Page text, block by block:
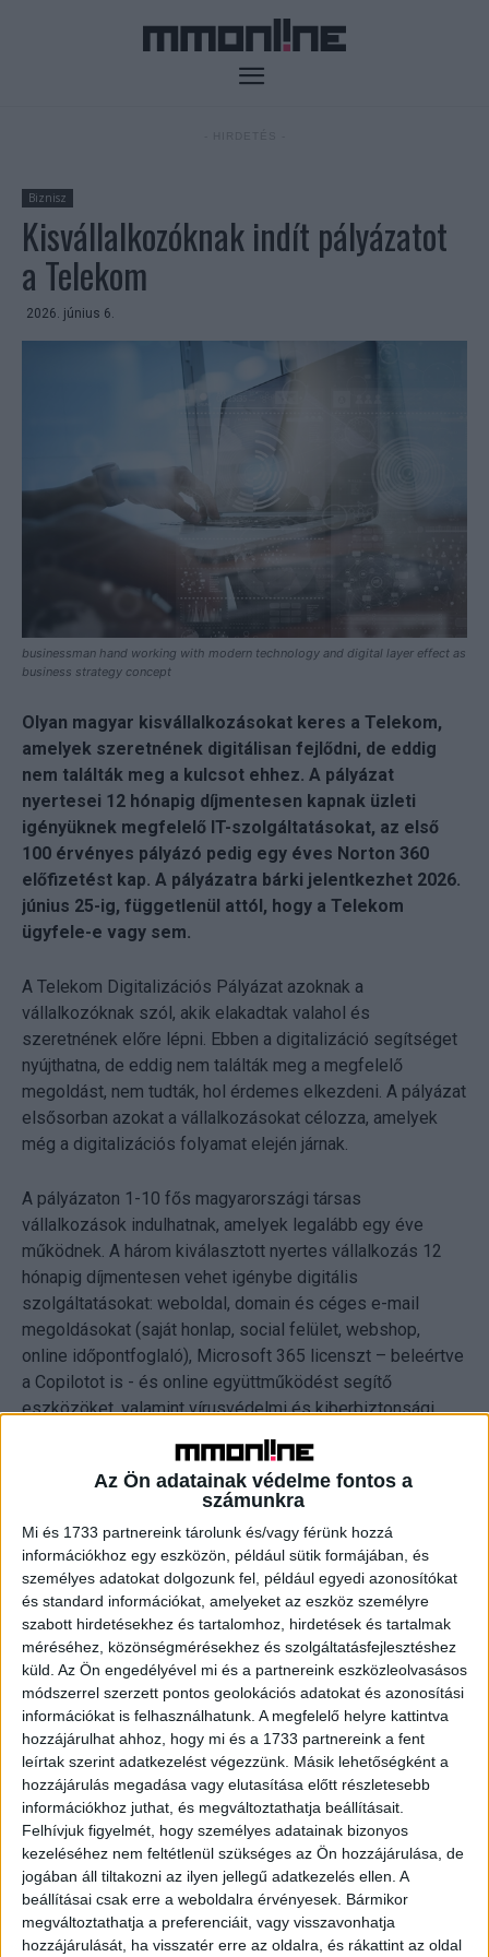
Az Ön adatainak védelme fontos a
számunkra
Mi és 1733 partnereink tárolunk és/vagy férünk hozzá
információkhoz egy eszközön, például sütik formájában, és
személyes adatokat dolgozunk fel, például egyedi azonosítókat
és standard információkat, amelyeket az eszköz személyre
szabott hirdetésekhez és tartalomhoz, hirdetések és tartalmak
méréséhez, közönségmérésekhez és szolgáltatásfejlesztéshez
küld. Az Ön engedélyével mi és a partnereink eszközleolvasásos
módszerrel szerzett pontos geolokációs adatokat és azonosítási
információkat is felhasználhatunk. A megfelelő helyre kattintva
hozzájárulhat ahhoz, hogy mi és a 1733 partnereink a fent
leírtak szerint adatkezelést végezzünk. Másik lehetőségként a
hozzájárulás megadása vagy elutasítása előtt részletesebb
információkhoz juthat, és megváltoztathatja beállításait.
Felhívjuk figyelmét, hogy személyes adatainak bizonyos
kezeléséhez nem feltétlenül szükséges az Ön hozzájárulása, de
jogában áll tiltakozni az ilyen jellegű adatkezelés ellen. A
beállításai csak erre a weboldalra érvényesek. Bármikor
megváltoztathatja a preferenciáit, vagy visszavonhatja
hozzájárulását, ha visszatér erre az oldalra, és rákattint az oldal
Biznisz
Kisvállalkozóknak indít pályázatot
a Telekom
2026. június 6.
businessman hand working with modern technology and digital layer effect as
business strategy concept
Olyan magyar kisvállalkozásokat keres a Telekom,
amelyek szeretnének digitálisan fejlődni, de eddig
nem találták meg a kulcsot ehhez. A pályázat
nyertesei 12 hónapig díjmentesen kapnak üzleti
igényüknek megfelelő IT-szolgáltatásokat, az első
100 érvényes pályázó pedig egy éves Norton 360
előfizetést kap. A pályázatra bárki jelentkezhet 2026.
június 25-ig, függetlenül attól, hogy a Telekom
ügyfele-e vagy sem.
A Telekom Digitalizációs Pályázat azoknak a
vállalkozóknak szól, akik elakadtak valahol és
szeretnének előre lépni. Ebben a digitalizáció segítséget
nyújthatna, de eddig nem találták meg a megfelelő
megoldást, nem tudták, hol érdemes elkezdeni. A pályázat
elsősorban azokat a vállalkozásokat célozza, amelyek
még a digitalizációs folyamat elején járnak.
A pályázaton 1-10 fős magyarországi társas
vállalkozások indulhatnak, amelyek legalább egy éve
működnek. A három kiválasztott nyertes vállalkozás 12
hónapig díjmentesen vehet igénybe digitális
szolgáltatásokat: weboldal, domain és céges e-mail
megoldásokat (saját honlap, social felület, webshop,
online időpontfoglaló), Microsoft 365 licenszt – beleértve
a Copilotot is - és online együttműködést segítő
eszközöket, valamint vírusvédelmi és kiberbiztonsági
szolgáltatásokat. A pontos nyereménycsomag a nyertes
vállalkozás igényeihez igazodik, közös felmérés alapján.
A pályázók ezen felül egy korai jelentkezési
kedvezményre is számíthatnak: az első 100 érvényes
pályázat beadója egy éves Norton 360 végpontvédelmi
megoldás előfizetést kap.
A három győztes kiválasztásnál a Telekom szakértői azt
nézik, hogy egy pályázó valóban szeretne-e változtatni
megszokott működésén, és látható-e, hogy a digitalizáció
gyakorlati segítséget nyújthat neki. Előnyt jelent, ha a
vállalkozás története és a fejlődés - a digitális
megoldások segítségével - életszerűen megmutatható
másoknak is. A nyertes vállalkozás történetét és a
digitalizáció gyakorlati előnyeit a Telekom a program
kommunikációjában is bemutatja, hogy inspirációt nyújtson
más hazai vállalkozások számára. Jelentkezni a
pályázatra 2026. június 25-ig lehet egy online pályázati
űrlap kitöltésével a
www.hellobiznisz.telekom.hu/digitalizacios-palyazat